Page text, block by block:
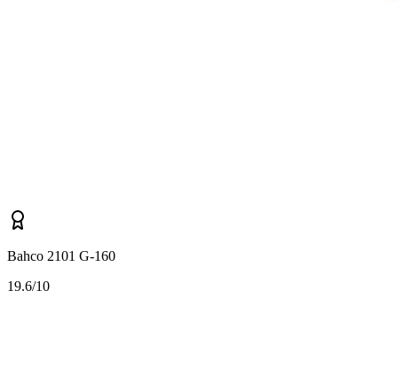
Bahco 2101 G-160
19.6/10